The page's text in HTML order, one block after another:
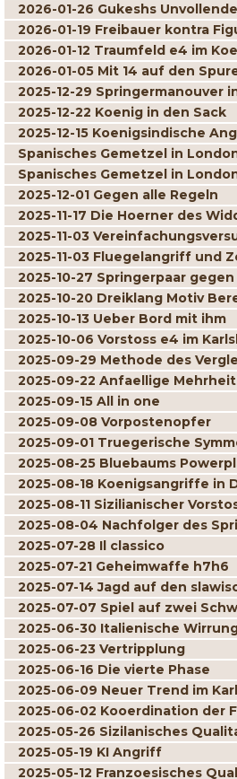
2026-01-26 Gukeshs
2026-01-19 Freibauer kontra
2026-01-12 Traumfeld e4 im
2026-01-05 Mit 14 auf den
2025-12-29 Springermanouver
2025-12-22 Koenig in den Sack
2025-12-15 Koenigsindische
Spanisches Gemetzel in
Spanisches Gemetzel in
2025-12-01 Gegen alle Regeln
2025-11-17 Die Hoerner des
2025-11-03
2025-11-03 Fluegelangriff und
2025-10-27 Springerpaar
2025-10-20 Dreiklang Motiv
2025-10-13 Ueber Bord mit ihm
2025-10-06 Vorstoss e4 im
2025-09-29 Methode des
2025-09-22 Anfaellige
2025-09-15 All in one
2025-09-08 Vorpostenopfer
2025-09-01 Truegerische
2025-08-25 Bluebaums
2025-08-18 Koenigsangriffe in
2025-08-11 Sizilianischer
2025-08-04 Nachfolger des
2025-07-28 Il classico
2025-07-21 Geheimwaffe h7h6
2025-07-14 Jagd auf den
2025-07-07 Spiel auf zwei
2025-06-30 Italienische
2025-06-23 Vertripplung
2025-06-16 Die vierte Phase
2025-06-09 Neuer Trend im
2025-06-02 Kooerdination der
2025-05-26 Sizilanisches
2025-05-19 KI Angriff
2025-05-12 Franzoesisches